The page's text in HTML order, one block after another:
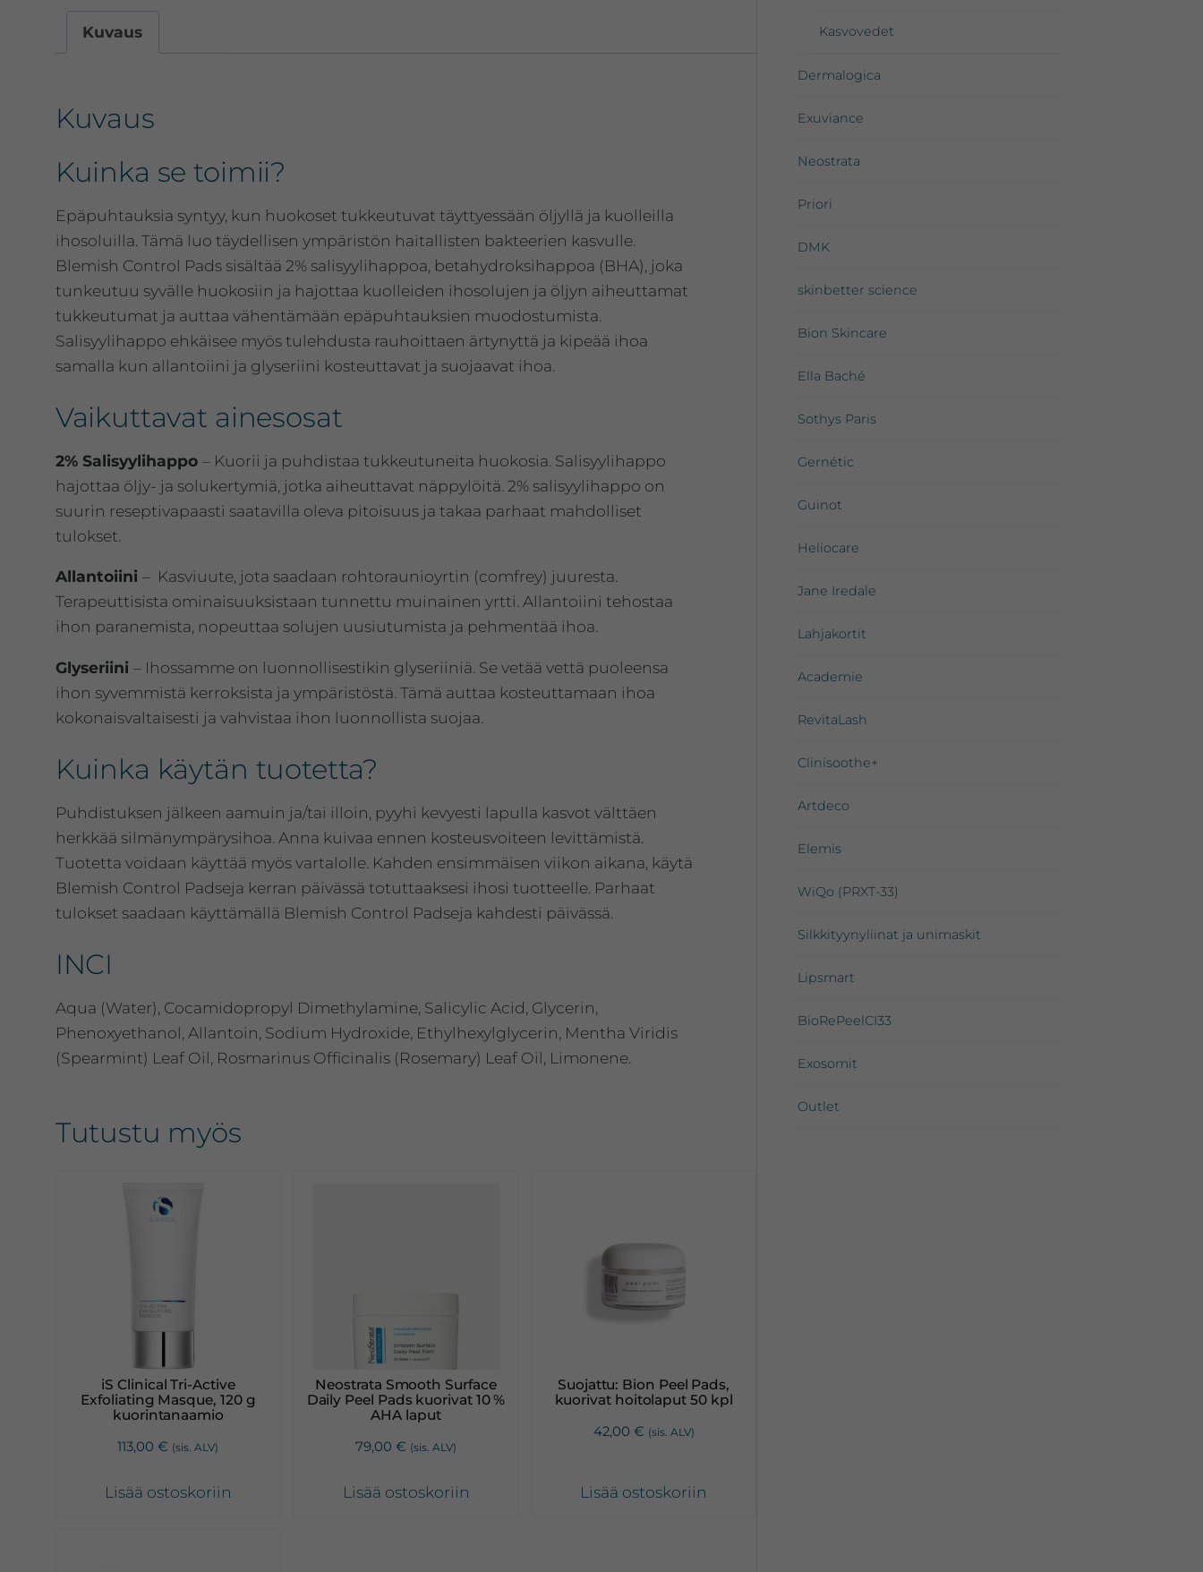
Kuvaus
Kuvaus
Kuinka se toimii?
Epäpuhtauksia syntyy, kun huokoset tukkeutuvat täyttyessään öljyllä ja kuolleilla
ihosoluilla. Tämä luo täydellisen ympäristön haitallisten bakteerien kasvulle.
Blemish Control Pads sisältää 2% salisyylihappoa, betahydroksihappoa (BHA), joka
tunkeutuu syvälle huokosiin ja hajottaa kuolleiden ihosolujen ja öljyn aiheuttamat
tukkeutumat ja auttaa vähentämään epäpuhtauksien muodostumista.
Salisyylihappo ehkäisee myös tulehdusta rauhoittaen ärtynyttä ja kipeää ihoa
samalla kun allantoiini ja glyseriini kosteuttavat ja suojaavat ihoa.
Vaikuttavat ainesosat
2% Salisyylihappo – Kuorii ja puhdistaa tukkeutuneita huokosia. Salisyylihappo
hajottaa öljy- ja solukertymiä, jotka aiheuttavat näppylöitä. 2% salisyylihappo on
suurin reseptivapaasti saatavilla oleva pitoisuus ja takaa parhaat mahdolliset
tulokset.
Allantoiini – Kasviuute, jota saadaan rohtoraunioyrtin (comfrey) juuresta.
Terapeuttisista ominaisuuksistaan tunnettu muinainen yrtti. Allantoiini tehostaa
ihon paranemista, nopeuttaa solujen uusiutumista ja pehmentää ihoa.
Glyseriini – Ihossamme on luonnollisestikin glyseriiniä. Se vetää vettä puoleensa
ihon syvemmistä kerroksista ja ympäristöstä. Tämä auttaa kosteuttamaan ihoa
kokonaisvaltaisesti ja vahvistaa ihon luonnollista suojaa.
Kuinka käytän tuotetta?
Puhdistuksen jälkeen aamuin ja/tai illoin, pyyhi kevyesti lapulla kasvot välttäen
herkkää silmänympärysihoa. Anna kuivaa ennen kosteusvoiteen levittämistä.
Tuotetta voidaan käyttää myös vartalolle. Kahden ensimmäisen viikon aikana, käytä
Blemish Control Padseja kerran päivässä totuttaaksesi ihosi tuotteelle. Parhaat
tulokset saadaan käyttämällä Blemish Control Padseja kahdesti päivässä.
INCI
Aqua (Water), Cocamidopropyl Dimethylamine, Salicylic Acid, Glycerin,
Phenoxyethanol, Allantoin, Sodium Hydroxide, Ethylhexylglycerin, Mentha Viridis
(Spearmint) Leaf Oil, Rosmarinus Officinalis (Rosemary) Leaf Oil, Limonene.
Tutustu myös
iS Clinical Tri-Active
Exfoliating Masque, 120 g
kuorintanaamio
113,00€ (sis. ALV)
Lisää ostoskoriin
Neostrata Smooth Surface
Daily Peel Pads kuorivat 10 %
AHA laput
79,00 € (sis. ALV)
Lisää ostoskoriin
Suojattu: Bion Peel Pads,
kuorivat hoitolaput 50 kpl
42,00 € (sis. ALV)
Lisää ostoskoriin
Kasvovedet
Dermalogica
Exuviance
Neostrata
Priori
DMK
skinbetter science
Bion Skincare
Ella Baché
Sothys Paris
Gernétic
Guinot
Heliocare
Jane Iredale
Lahjakortit
Academie
RevitaLash
Clinisoothe+
Artdeco
Elemis
WiQo (PRXT-33)
Silkkityynyliinat ja unimaskit
Lipsmart
BioRePeelCI33
Exosomit
Outlet